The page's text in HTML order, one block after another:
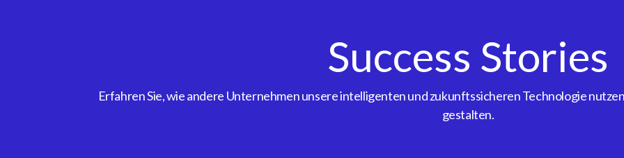
Success Stories
Erfahren Sie, wie andere Unternehmen unsere intelligenten und zukunftssicheren Technologie
gestalten.